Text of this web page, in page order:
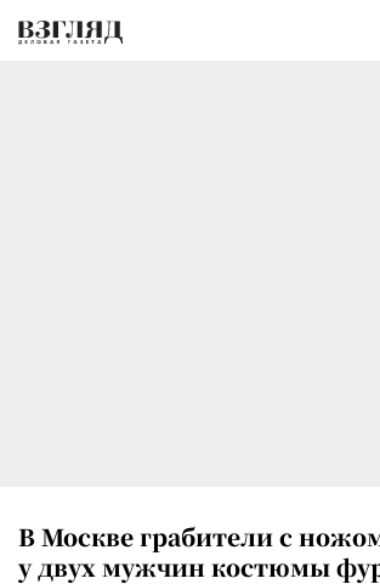
В Москве грабители с
у двух мужчин костюмы